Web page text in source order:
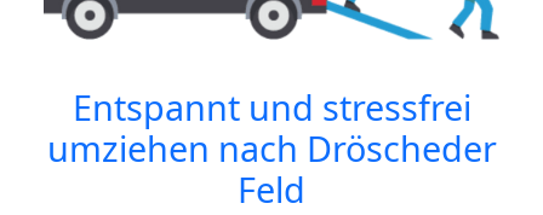
Entspannt und stressfrei
umziehen nach Dröscheder
Feld